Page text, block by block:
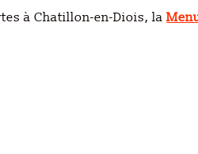
àChatillon-en-Diois, la